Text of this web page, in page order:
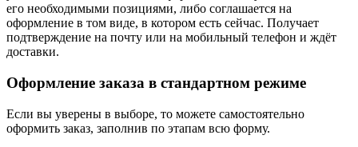
его необходимыми позициями, либо соглашается на
оформление в том виде, в котором есть сейчас. Получает
подтверждение на почту или на мобильный телефон и ждёт
доставки.
Оформление заказа в стандартном режиме
Если вы уверены в выборе, то можете самостоятельно
оформить заказ, заполнив по этапам всю форму.